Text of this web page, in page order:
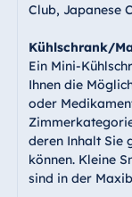
Club, Japanese
Kühlschrank/
Ein Mini-
Ihnen die
oder
deren Inhalt Sie
können. Kleine
sind in der